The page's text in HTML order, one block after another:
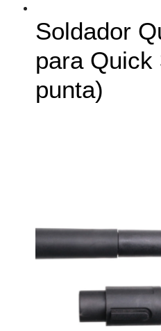
Soldador
para Quick
punta)